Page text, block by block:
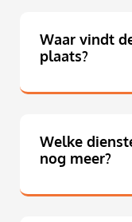
Waar vindt
plaats?
Welke
nog meer?